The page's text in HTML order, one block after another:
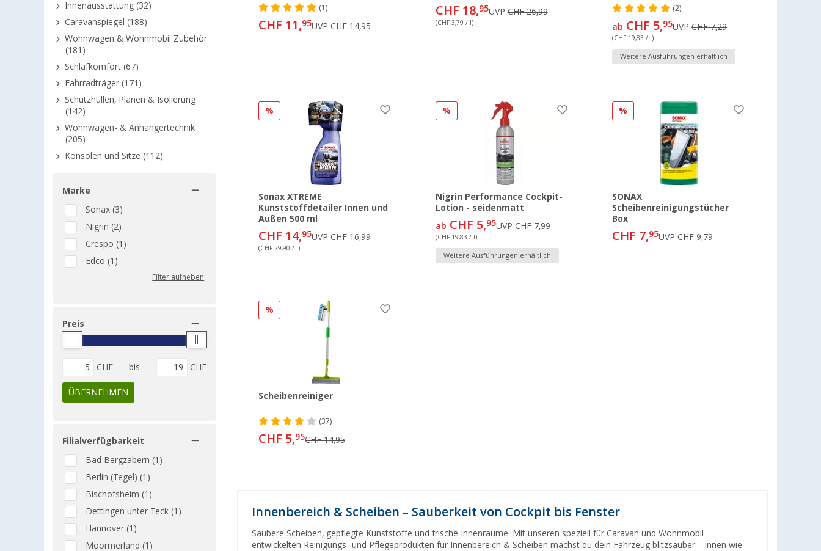
Innenausstattung (32)
Caravanspiegel (188)
Wohnwagen & Wohnmobil Zubehör
(181)
Schlafkomfort (67)
Fahrradträger (171)
Schutzhüllen, Planen & Isolierung
(142)
Wohnwagen- & Anhängertechnik
(205)
Konsolen und Sitze (112)
Marke
Sonax (3)
Nigrin (2)
Crespo (1)
Edco (1)
Filter aufheben
Preis
CHF bis CHF
ÜBERNEHMEN
Filialverfügbarkeit
Bad Bergzabern (1)
Berlin (Tegel) (1)
Bischofsheim (1)
Dettingen unter Teck (1)
Hannover (1)
Moormerland (1)
(1)
CHF 11,95UVPCHF 14,95
CHF 18,95UVPCHF 26,99
(CHF 3,79 / l)
(2)
ab CHF 5,95UVPCHF 7,29
(CHF 19,83 / l)
Weitere Ausführungen erhältlich
%
Sonax XTREME
Kunststoffdetailer Innen und
Außen 500 ml
CHF 14,95UVPCHF 16,99
(CHF 29,90 / l)
%
Nigrin Performance Cockpit-
Lotion - seidenmatt
ab CHF 5,95UVPCHF 7,99
(CHF 19,83 / l)
Weitere Ausführungen erhältlich
%
SONAX
Scheibenreinigungstücher
Box
CHF 7,95UVPCHF 9,79
%
Scheibenreiniger
(37)
CHF 5,95CHF 14,95
Innenbereich & Scheiben – Sauberkeit von Cockpit bis Fenster
Saubere Scheiben, gepflegte Kunststoffe und frische Innenräume: Mit unseren speziell für Caravan und Wohnmobil
entwickelten Reinigungs- und Pflegeprodukten für Innenbereich & Scheiben machst du dein Fahrzeug blitzsauber – innen wie